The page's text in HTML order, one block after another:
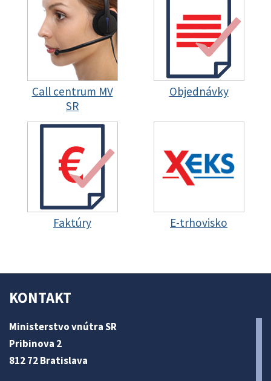
Call centrum MV
SR
Objednávky
Faktúry E-trhovisko
KONTAKT
Ministerstvo vnútra SR
Pribinova 2
812 72 Bratislava